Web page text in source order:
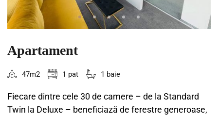
Apartament
47m2 1 pat 1 baie
Fiecare dintre cele 30 de camere – de la Standard
Twin la Deluxe – beneficiază de ferestre generoase,